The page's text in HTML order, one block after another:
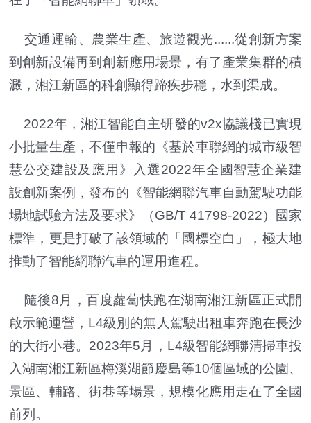
交通運輸、農業生產、旅遊觀光......從創新方案
到創新設備再到創新應用場景，有了產業集群的積
澱，湘江新區的科創顯得蹄疾步穩，水到渠成。
2022年，湘江智能自主研發的v2x協議棧已實現
小批量生產，不僅申報的《基於車聯網的城市級智
慧公交建設及應用》入選2022年全國智慧企業建
設創新案例，發布的《智能網聯汽車自動駕駛功能
場地試驗方法及要求》（GB/T 41798-2022）國家
標準，更是打破了該領域的「國標空白」，極大地
推動了智能網聯汽車的運用進程。
隨後8月，百度蘿蔔快跑在湖南湘江新區正式開
啟示範運營，L4級別的無人駕駛出租車奔跑在長沙
的大街小巷。2023年5月，L4級智能網聯清掃車投
入湖南湘江新區梅溪湖節慶島等10個區域的公園、
景區、輔路、街巷等場景，規模化應用走在了全國
前列。